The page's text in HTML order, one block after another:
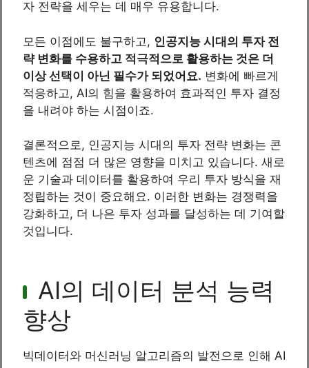
자 전략을 세우는 데 매우 유용합니다.
모든 이점에도 불구하고, 인공지능 시대의 투자 전
략 변화를 수용하고 적극적으로 활용하는 것은 더
이상 선택이 아닌 필수가 되었어요. 변화에 빠르게
적응하고, AI의 힘을 활용하여 효과적인 투자 결정
을 내려야 하는 시점이죠.
결론적으로, 인공지능 시대의 투자 전략 변화는 콘
텐츠에 점점 더 많은 영향을 미치고 있습니다. 새로
운 기술과 데이터를 활용하여 우리 투자 방식을 재
정립하는 것이 중요해요. 이러한 변화는 경쟁력을
강화하고, 더 나은 투자 성과를 달성하는 데 기여할
것입니다.
AI의 데이터 분석 능력
향상
빅데이터와 머신러닝 알고리즘의 발전으로 인해 AI